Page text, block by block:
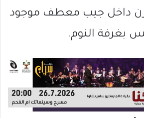
داخل جيب معطف موجود
بغرفة النوم.